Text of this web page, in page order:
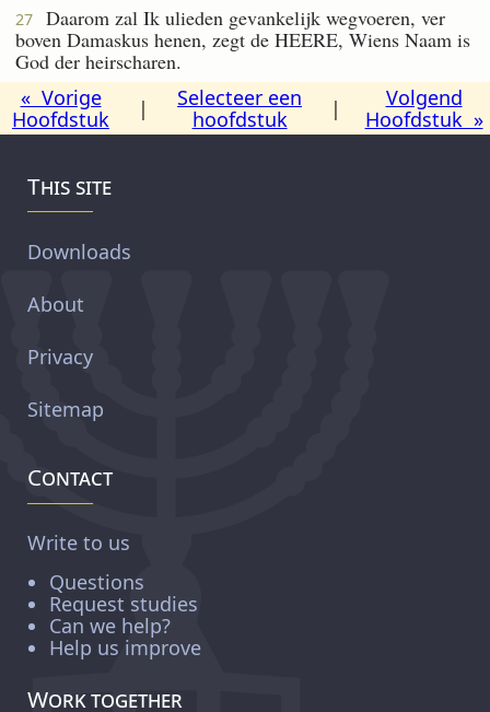
27
Daarom zal Ik ulieden gevankelijk wegvoeren, ver
boven Damaskus henen, zegt de HEERE, Wiens Naam is
God der heirscharen.
« Vorige
Hoofdstuk
|
Selecteer een
hoofdstuk
|
Volgend
Hoofdstuk »
This site
Downloads
About
Privacy
Sitemap
Contact
Write to us
Questions
Request studies
Can we help?
Help us improve
Work together